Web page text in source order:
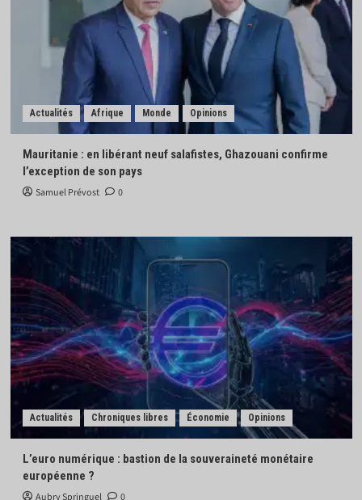
Actualités Afrique Monde Opinions
Mauritanie : en libérant neuf salafistes, Ghazouani confirme
l’exception de son pays
Samuel Prévost 0
Actualités Chroniques libres Économie Opinions
L’euro numérique : bastion de la souveraineté monétaire
européenne ?
Aubry Springuel 0